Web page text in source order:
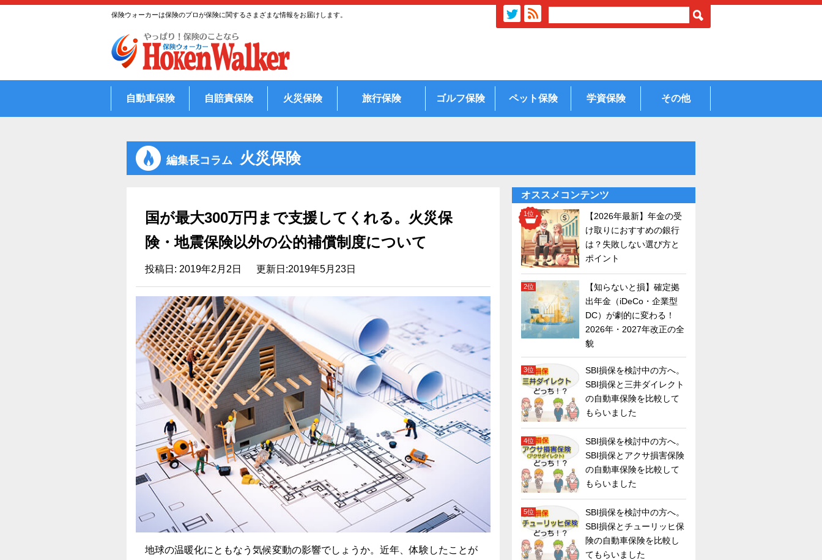
Skip
保険ウォーカーは保険のプロが保険に関するさまざまな情報をお届けします。
自動車保険 自賠責保険 火災保険 旅行保険 ゴルフ保険 ペット保険 学資保険 その他
編集長コラム 火災保険
国が最大300万円まで支援してくれる。火災保
険・地震保険以外の公的補償制度について
投稿日: 2019年2月2日 更新日:2019年5月23日
地球の温暖化にともなう気候変動の影響でしょうか。近年、体験したことが
オススメコンテンツ
【2026年最新】年金の受
け取りにおすすめの銀行
は？失敗しない選び方と
ポイント
【知らないと損】確定拠
出年金（iDeCo・企業型
DC）が劇的に変わる！
2026年・2027年改正の全
貌
SBI損保を検討中の方へ。
SBI損保と三井ダイレクト
の自動車保険を比較して
もらいました
SBI損保を検討中の方へ。
SBI損保とアクサ損害保険
の自動車保険を比較して
もらいました
SBI損保を検討中の方へ。
SBI損保とチューリッヒ保
険の自動車保険を比較し
てもらいました